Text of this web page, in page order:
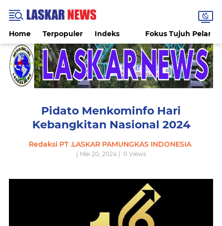
Home Terpopuler Indeks Fokus Tujuh
Pidato Menkominfo Hari
Kebangkitan Nasional 2024
Redaksi PT .LASKAR PAMUNGKAS INDONESIA
| Mei 20, 2024 | 0Views